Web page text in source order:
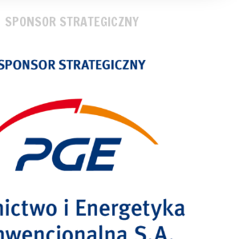
SPONSOR STRATEGICZNY